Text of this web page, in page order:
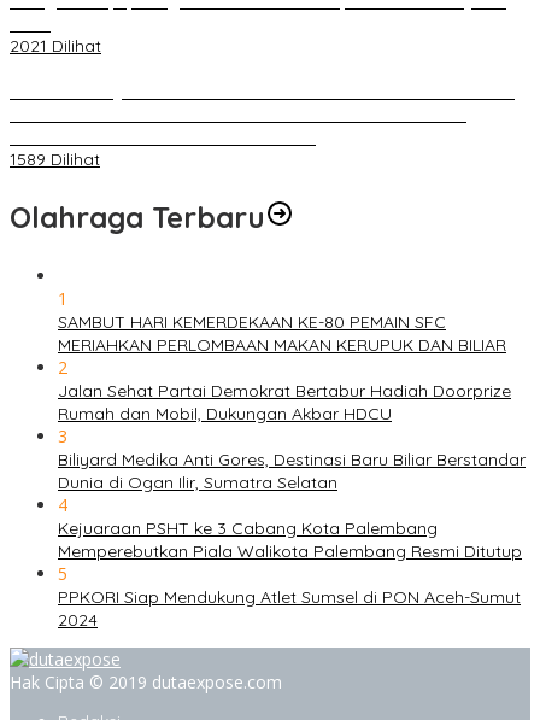
2021 Dilihat
1589 Dilihat
Olahraga Terbaru
1
SAMBUT HARI KEMERDEKAAN KE-80 PEMAIN SFC
MERIAHKAN PERLOMBAAN MAKAN KERUPUK DAN BILIAR
2
Jalan Sehat Partai Demokrat Bertabur Hadiah Doorprize
Rumah dan Mobil, Dukungan Akbar HDCU
3
Biliyard Medika Anti Gores, Destinasi Baru Biliar Berstandar
Dunia di Ogan Ilir, Sumatra Selatan
4
Kejuaraan PSHT ke 3 Cabang Kota Palembang
Memperebutkan Piala Walikota Palembang Resmi Ditutup
5
PPKORI Siap Mendukung Atlet Sumsel di PON Aceh-Sumut
2024
Hak Cipta © 2019 dutaexpose.com